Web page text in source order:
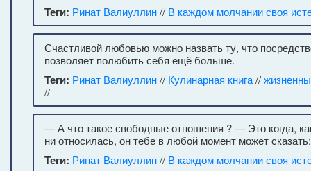
Теги: Ринат Валиуллин// В каждом молчании своя
Счастливой любовью можно назвать ту, что
позволяет полюбить себя ещё больше.
Теги: Ринат Валиуллин// Кулинарная книга//
//
— А что такое свободные отношения ? — Это когда,
ни относилась, он тебе в любой момент может
Теги: Ринат Валиуллин// В каждом молчании своя